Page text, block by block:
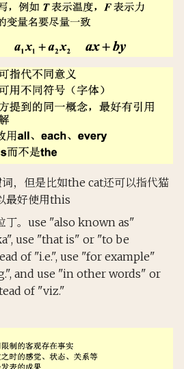
，但是比如the cat还可以指代猫
最好使用this
丁。use "also known as"
use "that is" or "to be
of "i.e.", use "for example"
and use "in other words" or
of "viz."